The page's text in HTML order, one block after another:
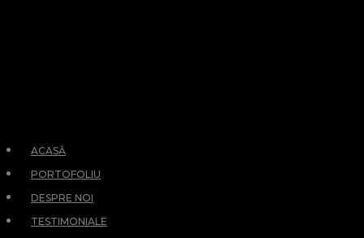
ACASĂ
PORTOFOLIU
DESPRE NOI
TESTIMONIALE